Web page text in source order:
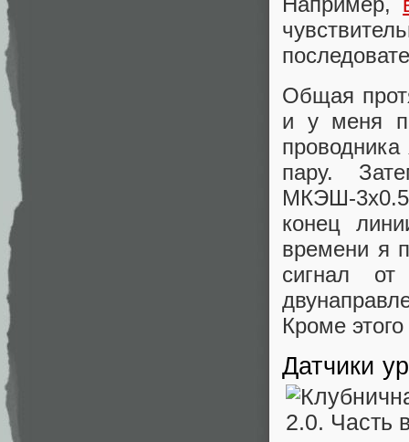
Общая
и у меня
пару.
МКЭШ-
конец
времени я
сигнал
Кроме
Датчики